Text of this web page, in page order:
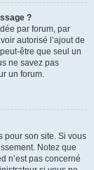
?
par forum, par
autorisé l’ajout de
être que seul un
ne savez pas
un forum.
pour son site. Si vous
Notez que
n’est pas concerné